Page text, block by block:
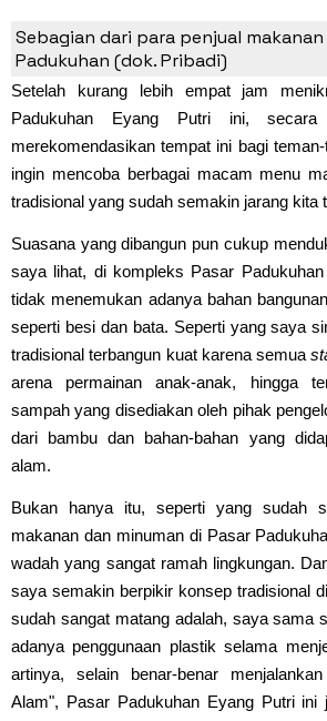
Keunggulan dan
Sebagian dari para penjual makanan
Padukuhan (dok. Pribadi)
Setelah kurang lebih empat jam
Padukuhan Eyang Putri ini,
merekomendasikan tempat ini bagi
ingin mencoba berbagai macam menu
tradisional yang sudah semakin jarang kita
Suasana yang dibangun pun cukup
saya lihat, di kompleks Pasar
tidak menemukan adanya bahan
seperti besi dan bata. Seperti yang saya
tradisional terbangun kuat karena semua
arena permainan anak-anak, hingga
sampah yang disediakan oleh pihak
dari bambu dan bahan-bahan yang
alam.
Bukan hanya itu, seperti yang sudah
makanan dan minuman di Pasar
wadah yang sangat ramah lingkungan.
saya semakin berpikir konsep tradisional
sudah sangat matang adalah, saya sama
adanya penggunaan plastik selama
artinya, selain benar-benar
Alam", Pasar Padukuhan Eyang Putri ini